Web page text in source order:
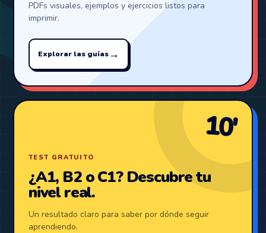
PDFs visuales, ejemplos y ejercicios listos para
imprimir.
Explorar las guías→
10′
TEST GRATUITO
¿A1, B2 o C1? Descubre tu
nivel real.
Un resultado claro para saber por dónde seguir
aprendiendo.